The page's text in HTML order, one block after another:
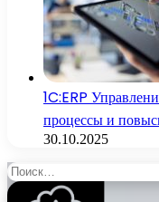
1C:ERP
процессы и
30.10.2025
Найти: